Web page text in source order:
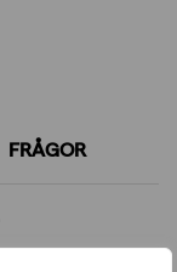
FRÅGOR